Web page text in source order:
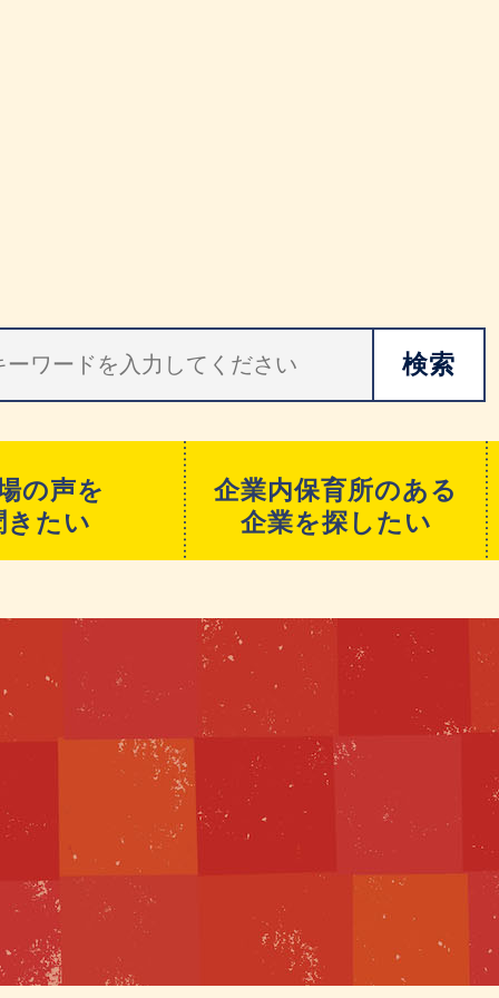
の声を
きたい
企業内保育所のある
企業を探したい